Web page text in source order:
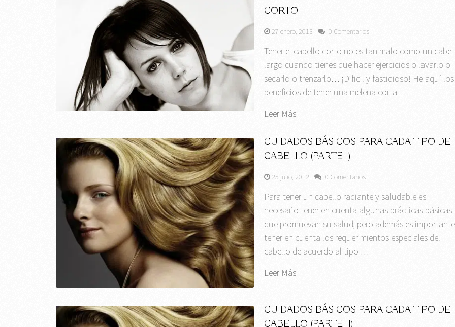
CORTO
27 enero, 2013 0 Comentarios
Tener el cabello corto no es tan malo como un
largo cuando tienes que hacer ejercicios o lavarlo o
secarlo o trenzarlo… ¡Dificil y fastidioso! He aquí los
beneficios de tener una melena corta. …
Leer Más
CUIDADOS BÁSICOS PARA CADA TIPO DE
CABELLO (PARTE I)
25 julio, 2012 0 Comentarios
Para tener un cabello radiante y saludable es
necesario tener en cuenta algunas prácticas básicas
que promuevan su salud; pero además es importante
tener en cuenta los requerimientos especiales del
cabello de acuerdo al tipo …
Leer Más
CUIDADOS BÁSICOS PARA CADA TIPO DE
CABELLO (PARTE II)